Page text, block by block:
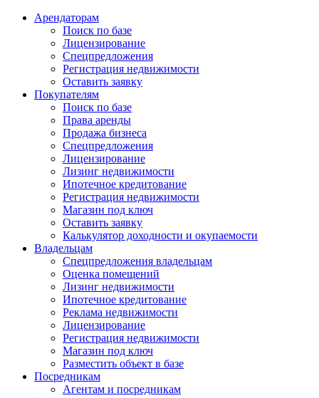
Арендаторам
Поиск по базе
Лицензирование
Спецпредложения
Регистрация недвижимости
Оставить заявку
Покупателям
Поиск по базе
Права аренды
Продажа бизнеса
Спецпредложения
Лицензирование
Лизинг недвижимости
Ипотечное кредитование
Регистрация недвижимости
Магазин под ключ
Оставить заявку
Калькулятор доходности и окупаемости
Владельцам
Спецпредложения владельцам
Оценка помещений
Лизинг недвижимости
Ипотечное кредитование
Реклама недвижимости
Лицензирование
Регистрация недвижимости
Магазин под ключ
Разместить объект в базе
Посредникам
Агентам и посредникам